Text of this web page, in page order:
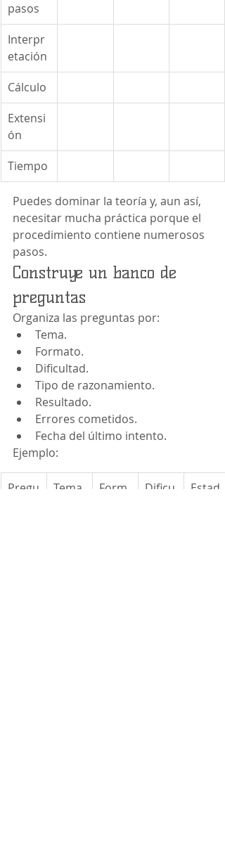
pasos
Interpr
etación
Cálculo
Extensi
ón
Tiempo
Puedes dominar la teoría y, aun así,
necesitar mucha práctica porque el
procedimiento contiene numerosos
pasos.
Construye un banco de
preguntas
Organiza las preguntas por:
Tema.
Formato.
Dificultad.
Tipo de razonamiento.
Resultado.
Errores cometidos.
Fecha del último intento.
Ejemplo:
Pregu
Tema
Form
Dificu
Estad